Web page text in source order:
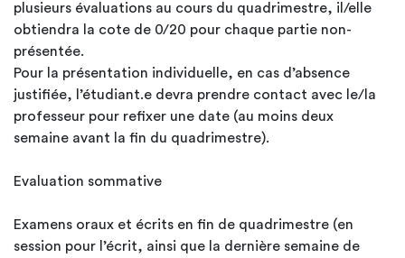
plusieurs évaluations au cours du quadrimestre, il/elle
obtiendra la cote de 0/20 pour chaque partie non-
présentée.
Pour la présentation individuelle, en cas d’absence
justifiée, l’étudiant.e devra prendre contact avec le/la
professeur pour refixer une date (au moins deux
semaine avant la fin du quadrimestre).
Evaluation sommative
Examens oraux et écrits en fin de quadrimestre (en
session pour l’écrit, ainsi que la dernière semaine de